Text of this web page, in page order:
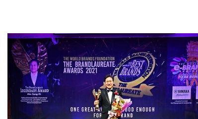
안성기